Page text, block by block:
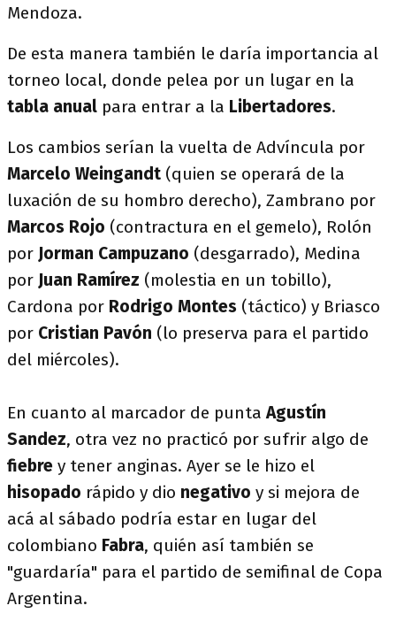
Mendoza.
De esta manera también le daría importancia al
torneo local, donde pelea por un lugar en la
tabla anual para entrar a la Libertadores.
Los cambios serían la vuelta de Advíncula por
Marcelo Weingandt (quien se operará de la
luxación de su hombro derecho), Zambrano por
Marcos Rojo (contractura en el gemelo), Rolón
por Jorman Campuzano (desgarrado), Medina
por Juan Ramírez (molestia en un tobillo),
Cardona por Rodrigo Montes (táctico) y Briasco
por Cristian Pavón (lo preserva para el partido
del miércoles).
En cuanto al marcador de punta Agustín
Sandez, otra vez no practicó por sufrir algo de
fiebre y tener anginas. Ayer se le hizo el
hisopado rápido y dio negativo y si mejora de
acá al sábado podría estar en lugar del
colombiano Fabra, quién así también se
"guardaría" para el partido de semifinal de Copa
Argentina.